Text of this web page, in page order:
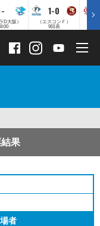
-
D大阪）
1-0
（エスコンＦ）
9回表
果
者